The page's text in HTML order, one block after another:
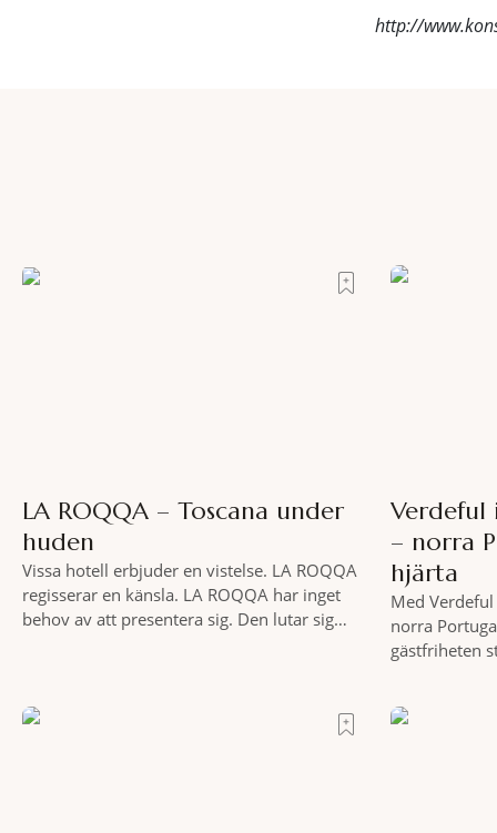
http://
LA ROQQA – Toscana under
huden
Vissa hotell erbjuder en vistelse. LA ROQQA
regisserar en känsla. LA ROQQA har inget
behov av att presentera sig. Den lutar sig
Ovanför Porto Ercoles pastellfasader, där
– norra
hjärta
Med
norra
gästfriheten
bakgrund,